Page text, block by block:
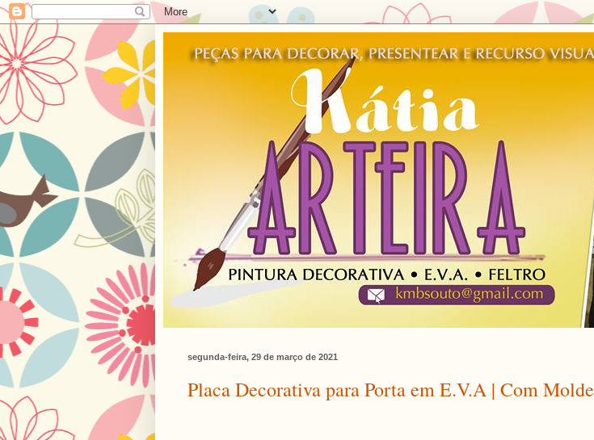
segunda-feira, 29 de março de 2021
Placa Decorativa para Porta em E.V.A | Com Molde